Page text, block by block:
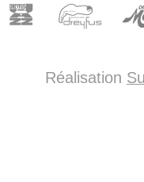
Réalisation